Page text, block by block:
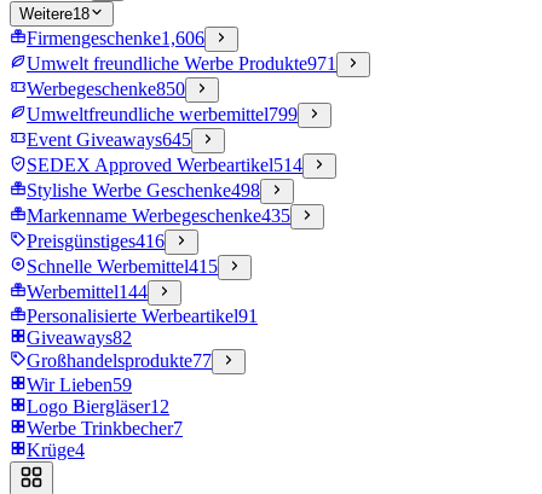
Weitere18
Firmengeschenke1,606
Umwelt freundliche Werbe Produkte971
Werbegeschenke850
Umweltfreundliche werbemittel799
Event Giveaways645
SEDEX Approved Werbeartikel514
Stylishe Werbe Geschenke498
Markenname Werbegeschenke435
Preisgünstiges416
Schnelle Werbemittel415
Werbemittel144
Personalisierte Werbeartikel91
Giveaways82
Großhandelsprodukte77
Wir Lieben59
Logo Biergläser12
Werbe Trinkbecher7
Krüge4